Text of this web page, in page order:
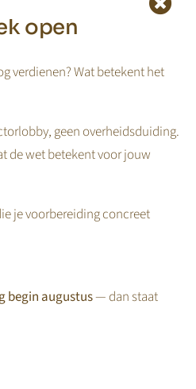
nodig om op de lange termijn
rendementbehalen.Het
BV’s en stichtingen te samen.
rendement in 2023, kortom
Daarnaast is de periode 2026 –
het
te verhogen om de
open
verdienen? Wat betekent het
geen overheidsduiding.
de wet betekent voor jouw
je voorbereiding concreet
begin augustus— dan staat